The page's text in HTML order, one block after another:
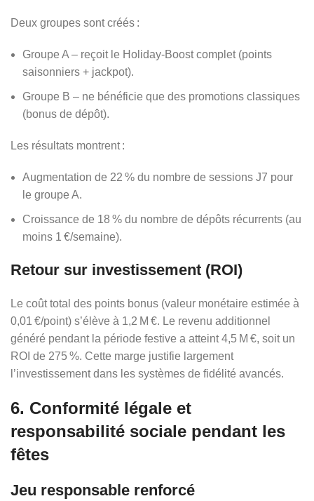
Deux groupes sont créés :
Groupe A – reçoit le Holiday‑Boost complet (points
saisonniers + jackpot).
Groupe B – ne bénéficie que des promotions classiques
(bonus de dépôt).
Les résultats montrent :
Augmentation de 22 % du nombre de sessions J7 pour
le groupe A.
Croissance de 18 % du nombre de dépôts récurrents (au
moins 1 €/semaine).
Retour sur investissement (ROI)
Le coût total des points bonus (valeur monétaire estimée à
0,01 €/point) s’élève à 1,2 M €. Le revenu additionnel
généré pendant la période festive a atteint 4,5 M €, soit un
ROI de 275 %. Cette marge justifie largement
l’investissement dans les systèmes de fidélité avancés.
6. Conformité légale et
responsabilité sociale pendant les
fêtes
Jeu responsable renforcé